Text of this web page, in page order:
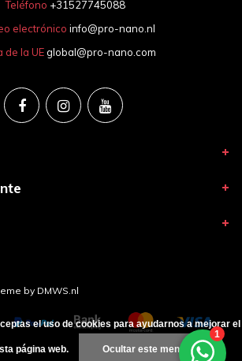
Teléfono +31527745088
electrónico info@pro-nano.nl
de la UE global@pro-nano.com
by DMWS.nl
el uso de cookies para ayudarnos a mejorar el
página web. Ocultar este mensaje